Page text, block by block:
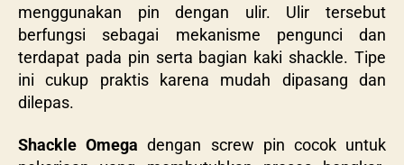
menggunakan pin dengan ulir. Ulir tersebut
berfungsi sebagai mekanisme pengunci dan
terdapat pada pin serta bagian kaki shackle. Tipe
ini cukup praktis karena mudah dipasang dan
dilepas.
Shackle Omega dengan screw pin cocok untuk